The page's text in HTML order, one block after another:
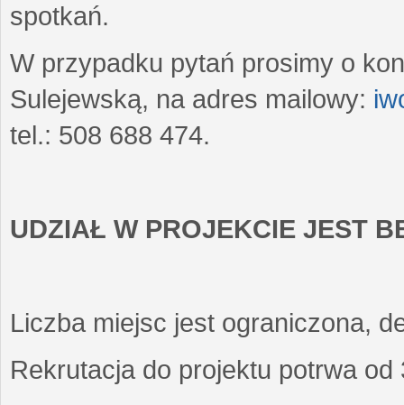
spotkań.
W przypadku pytań prosimy o
Sulejewską, na adres mailowy:
tel.: 508 688 474.
UDZIAŁ W PROJEKCIE JEST
Liczba miejsc jest ograniczona,
Rekrutacja do projektu potrwa